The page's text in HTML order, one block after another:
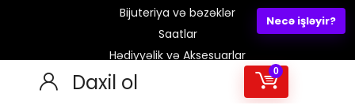
Daxil ol 0
Necə işləyir?
Bijuteriya və bəzəklər
Saatlar
Hədiyyəlik və Aksesuarlar